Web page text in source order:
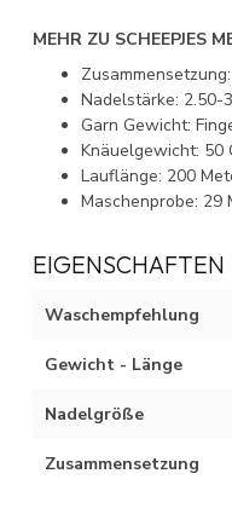
MEHR ZU SCHEEPJES
Nadelstärke: 2.50-
Garn Gewicht:
Knäuelgewicht: 50
Lauflänge: 200
Maschenprobe: 29
EIGENSCHAFTEN
Waschempfehlung
Gewicht - Länge
Nadelgröße
Zusammensetzung